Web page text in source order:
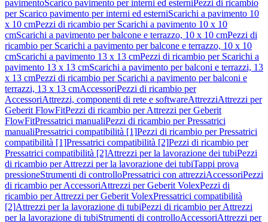
pavimentoScarico pavimento per interni ed esterniPezzi di ricambio
per Scarico pavimento per interni ed esterniScarichi a pavimento 10
x 10 cmPezzi di ricambio per Scarichi a pavimento 10 x 10
cmScarichi a pavimento per balcone e terrazzo, 10 x 10 cmPezzi di
ricambio per Scarichi a pavimento per balcone e terrazzo, 10 x 10
cmScarichi a pavimento 13 x 13 cmPezzi di ricambio per Scarichi a
pavimento 13 x 13 cmScarichi a pavimento per balconi e terrazzi, 13
x 13 cmPezzi di ricambio per Scarichi a pavimento per balconi e
terrazzi, 13 x 13 cmAccessoriPezzi di ricambio per
AccessoriAttrezzi, componenti di rete e softwareAttrezziAttrezzi per
Geberit FlowFitPezzi di ricambio per Attrezzi per Geberit
FlowFitPressatrici manualiPezzi di ricambio per Pressatrici
manualiPressatrici compatibilità [1]Pezzi di ricambio per Pressatrici
compatibilità [1]Pressatrici compatibilità [2]Pezzi di ricambio per
Pressatrici compatibilità [2]Attrezzi per la lavorazione dei tubiPezzi
di ricambio per Attrezzi per la lavorazione dei tubiTappi prova
pressioneStrumenti di controlloPressatrici con attrezziAccessoriPezzi
di ricambio per AccessoriAttrezzi per Geberit VolexPezzi di
ricambio per Attrezzi per Geberit VolexPressatrici compatibilità
[2]Attrezzi per la lavorazione di tubiPezzi di ricambio per Attrezzi
per la lavorazione di tubiStrumenti di controlloAccessoriAttrezzi per